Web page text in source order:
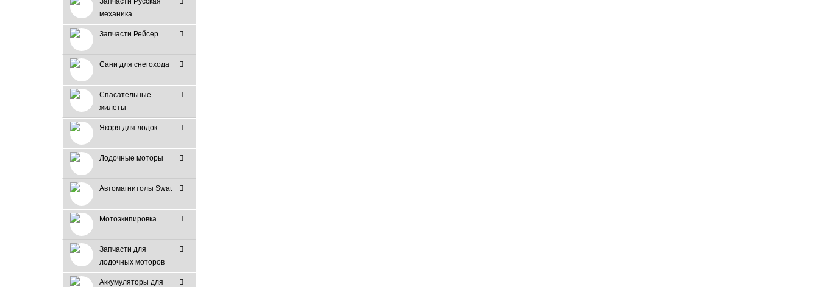
механика
Запчасти Рейсер
Сани для снегохода
Спасательные
жилеты
Якоря для лодок
Лодочные моторы
Автомагнитолы Swat
Мотоэкипировка
Запчасти для
лодочных моторов
Аккумуляторы для